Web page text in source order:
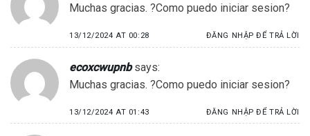
Muchas gracias. ?Como puedo iniciar sesion?
13/12/2024 AT 00:28 ĐĂNG NHẬP ĐỂ TRẢ LỜI
ecoxcwupnb says:
Muchas gracias. ?Como puedo iniciar sesion?
13/12/2024 AT 01:43 ĐĂNG NHẬP ĐỂ TRẢ LỜI